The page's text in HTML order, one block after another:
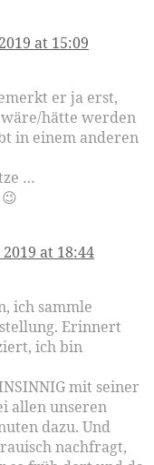
at 15:09
er ja erst,
wäre/hätte werden
in einem anderen
…
at 18:44
ich sammle
Erinnert
ich bin
mit seiner
allen unseren
dazu. Und
nachfragt,